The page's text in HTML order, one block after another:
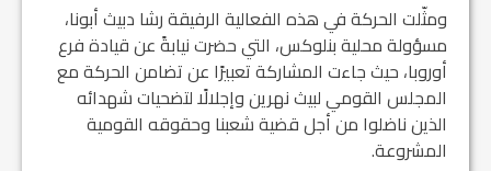
ومثّلت الحركة في هذه الفعالية الرفيقة رشا دبيث أبونا،
مسؤولة محلية بنلوكس، التي حضرت نيابةً عن قيادة فرع
أوروبا، حيث جاءت المشاركة تعبيرًا عن تضامن الحركة مع
المجلس القومي لبيث نهرين وإجلالًا لتضحيات شهدائه
الذين ناضلوا من أجل قضية شعبنا وحقوقه القومية
المشروعة.